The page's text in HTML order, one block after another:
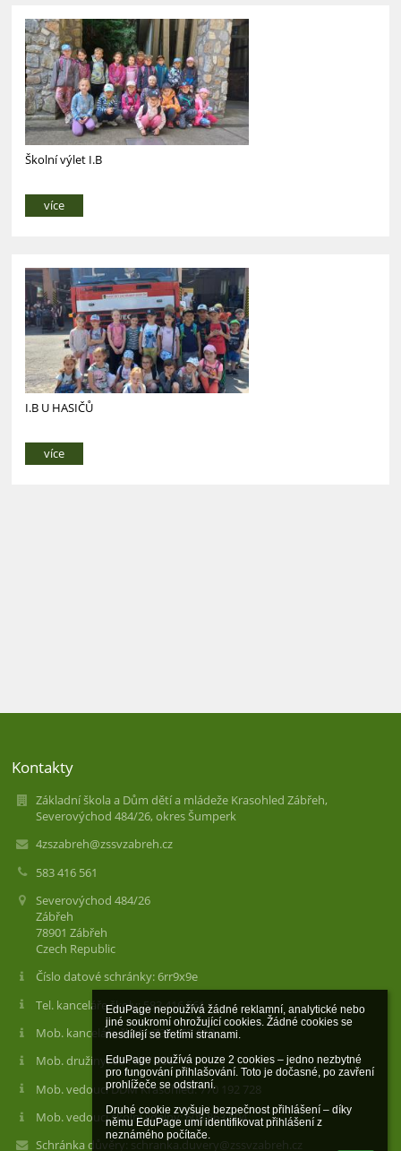
EduPage nepoužívá žádné reklamní, analytické nebo
jiné soukromí ohrožující cookies. Žádné cookies se
nesdílejí se třetími stranami.
EduPage používá pouze 2 cookies – jedno nezbytné
pro fungování přihlašování. Toto je dočasné, po zavření
prohlížeče se odstraní.
Druhé cookie zvyšuje bezpečnost přihlášení – díky
němu EduPage umí identifikovat přihlášení z
neznámého počítače.
Školní výlet I.B
více
I.B U HASIČŮ
více
Kontakty
Základní škola a Dům dětí a mládeže Krasohled Zábřeh,
Severovýchod 484/26, okres Šumperk
4zszabreh@zssvzabreh.cz
583 416 561
Severovýchod 484/26
Zábřeh
78901 Zábřeh
Czech Republic
Číslo datové schránky: 6rr9x9e
Tel. kanceláře školy: 583 416 561
Mob. kanceláře školy: 736 157 613
Mob. družiny: 604 977 566
Mob. vedoucí DDM Krasohled: 770 192 728
Mob. vedoucí školní jídelny: 608 863 504
Schránka důvěry: schranka.duvery@zssvzabreh.cz